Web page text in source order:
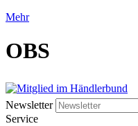
Mehr
OBS
Newsletter
Service